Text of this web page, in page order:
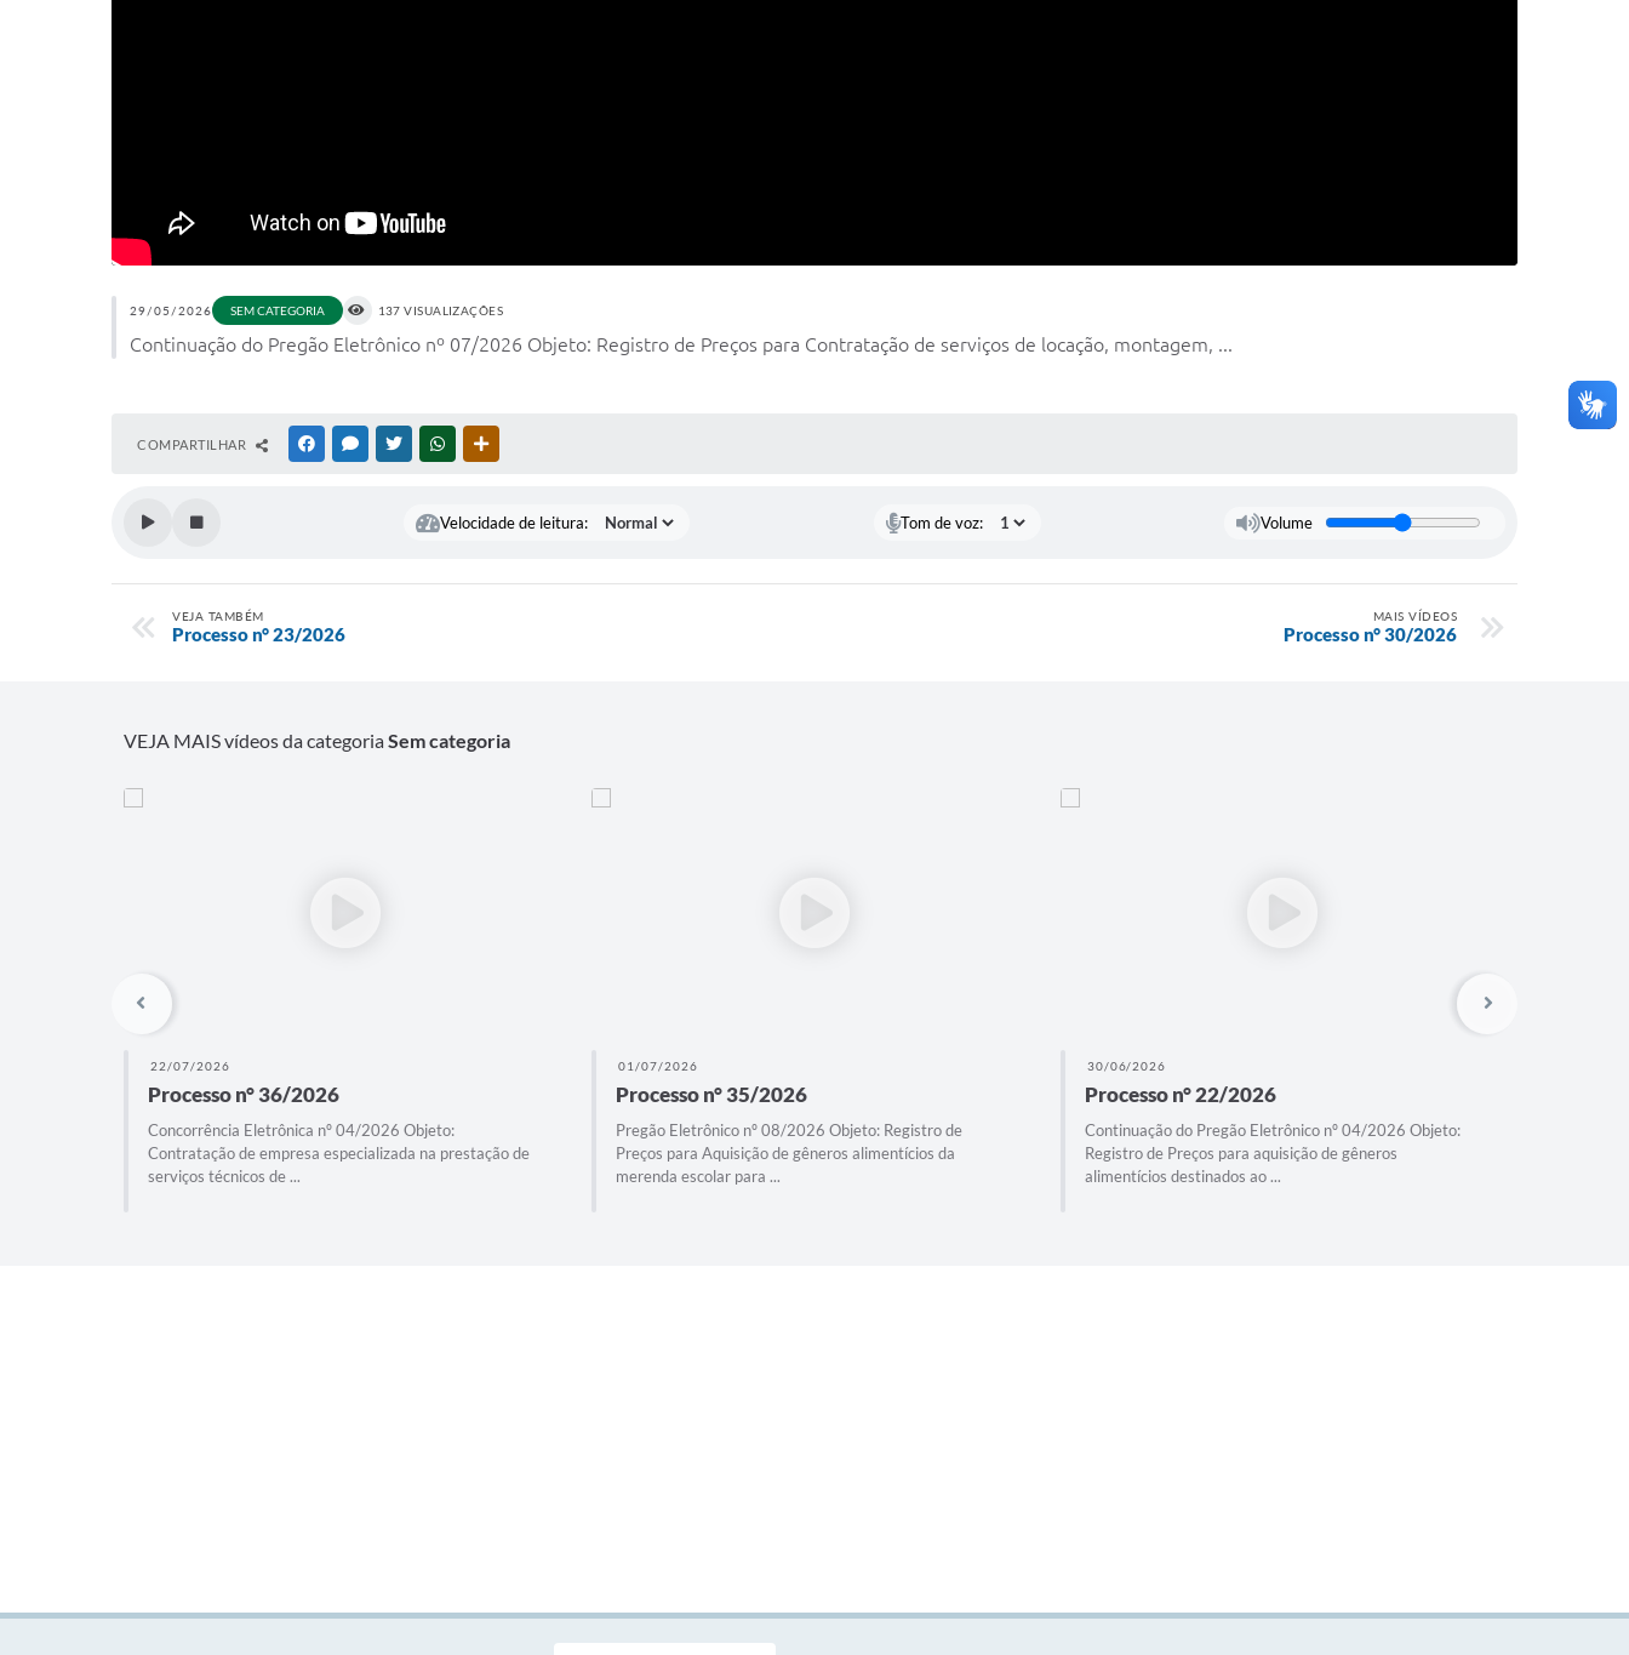
29/05/2026 SEM CATEGORIA 137 VISUALIZAÇÕES
Continuação do Pregão Eletrônico nº 07/2026 Objeto: Registro de Preços para Contratação de serviços de locação, montagem, ...
COMPARTILHAR FACEBOOKMESSENGER
TWITTERWHATSAPP
Velocidade de leitura: Tom de voz: Volume
VEJA TAMBÉM
Processo n° 23/2026
MAIS VÍDEOS
Processo n° 30/2026
VEJA MAIS vídeos da categoriaSem categoria
22/07/2026
Processo n° 36/2026
Concorrência Eletrônica nº 04/2026 Objeto:
Contratação de empresa especializada na prestação de
serviços técnicos de ...
01/07/2026
Processo n° 35/2026
Pregão Eletrônico nº 08/2026 Objeto: Registro de
Preços para Aquisição de gêneros alimentícios da
merenda escolar para ...
30/06/2026
Processo n° 22/2026
Continuação do Pregão Eletrônico nº 04/2026 Objeto:
Registro de Preços para aquisição de gêneros
alimentícios destinados ao ...